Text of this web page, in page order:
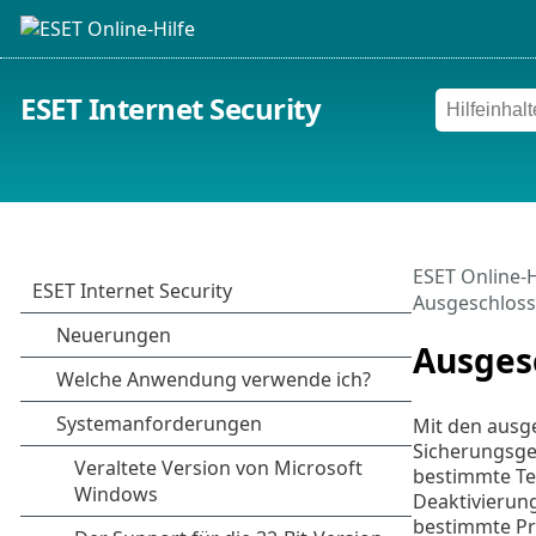
ESET Internet Security
ESET Online-
Mit den
bestimmte
bestimmte